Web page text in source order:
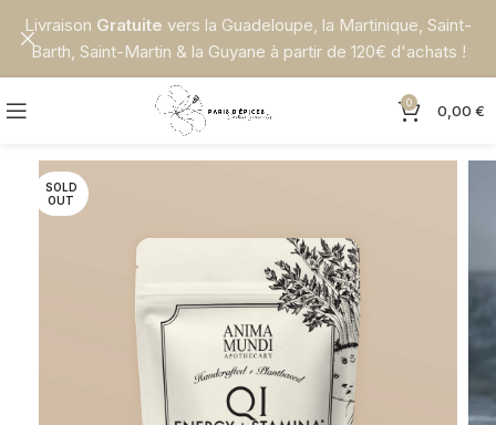
0 0,00 €
SOLD
OUT
Livraison Gratuite vers la Guadeloupe, la Martinique, Saint-
Barth, Saint-Martin & la Guyane à partir de 120€ d'achats !